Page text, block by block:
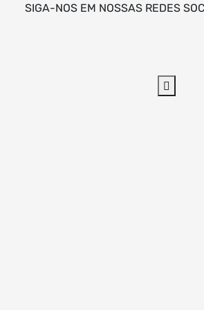
SIGA-NOS EM NOSSAS REDES